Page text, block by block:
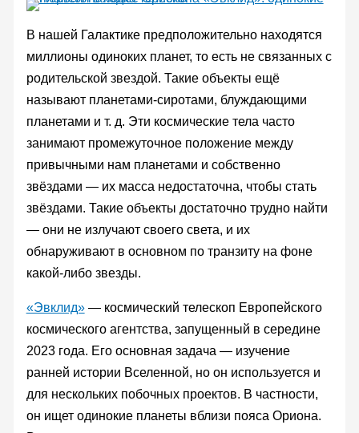
В нашей Галактике предположительно находятся
миллионы одиноких планет, то есть не связанных с
родительской звездой. Такие объекты ещё
называют планетами-сиротами, блуждающими
планетами и т. д. Эти космические тела часто
занимают промежуточное положение между
привычными нам планетами и собственно
звёздами — их масса недостаточна, чтобы стать
звёздами. Такие объекты достаточно трудно найти
— они не излучают своего света, и их
обнаруживают в основном по транзиту на фоне
какой-либо звезды.
«Эвклид»— космический телескоп Европейского
космического агентства, запущенный в середине
2023 года. Его основная задача — изучение
ранней истории Вселенной, но он используется и
для нескольких побочных проектов. В частности,
он ищет одинокие планеты вблизи пояса Ориона.